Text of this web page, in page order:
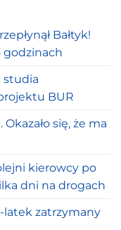
Bałtyk!
godzinach
studia
BUR
się, że ma
kierowcy po
dni na drogach
latek zatrzymany